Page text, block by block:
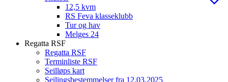
12,5 kvm
RS Feva klasseklubb
Tur og hav
Melges 24
Regatta RSF
Regatta RSF
Terminliste RSF
Seilløps kart
Seilingsbestemmelser fra 12.03.2025